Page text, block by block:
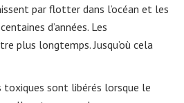
par flotter dans l’océan et les
d’années. Les
plus longtemps. Jusqu’où cela
toxiques sont libérés lorsque le